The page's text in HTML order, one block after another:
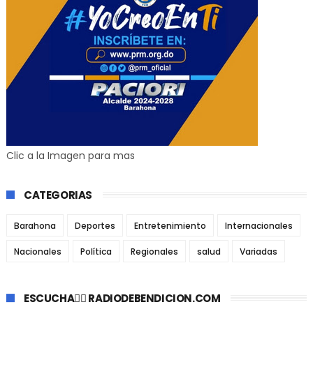
Clic a la Imagen para mas
CATEGORIAS
Barahona Deportes Entretenimiento Internacionales
Nacionales Política Regionales salud Variadas
ESCUCHA👉🏼 RADIODEBENDICION.COM